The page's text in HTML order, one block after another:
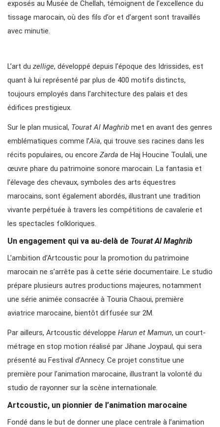
exposés au Musée de Chellah, témoignent de l’excellence du
tissage marocain, où des fils d’or et d’argent sont travaillés
avec minutie.
L’art du zellige, développé depuis l’époque des Idrissides, est
quant à lui représenté par plus de 400 motifs distincts,
toujours employés dans l’architecture des palais et des
édifices prestigieux.
Sur le plan musical, Tourat Al Maghrib met en avant des genres
emblématiques comme l’Aïa, qui trouve ses racines dans les
récits populaires, ou encore Zarda de Haj Houcine Toulali, une
œuvre phare du patrimoine sonore marocain. La fantasia et
l’élevage des chevaux, symboles des arts équestres
marocains, sont également abordés, illustrant une tradition
vivante perpétuée à travers les compétitions de cavalerie et
les spectacles folkloriques.
Un engagement qui va au-delà de Tourat Al Maghrib
L’ambition d’Artcoustic pour la promotion du patrimoine
marocain ne s’arrête pas à cette série documentaire. Le studio
prépare plusieurs autres productions majeures, notamment
une série animée consacrée à Touria Chaoui, première
aviatrice marocaine, bientôt diffusée sur 2M.
Par ailleurs, Artcoustic développe Harun et Mamun, un court-
métrage en stop motion réalisé par Jihane Joypaul, qui sera
présenté au Festival d’Annecy. Ce projet constitue une
première pour l’animation marocaine, illustrant la volonté du
studio de rayonner sur la scène internationale.
Artcoustic, un pionnier de l’animation marocaine
Fondé dans le but de donner une place centrale à l’animation